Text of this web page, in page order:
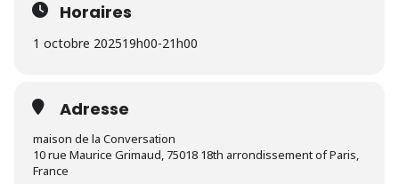
Horaires
1 octobre 202519h00-21h00
Adresse
maison de la Conversation
10 rue Maurice Grimaud, 75018 18th arrondissement of Paris,
France